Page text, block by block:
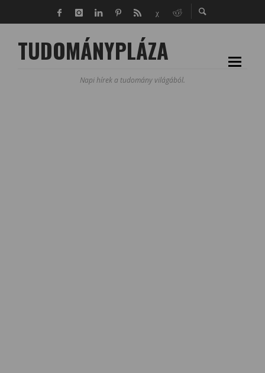
TUDOMÁNYPLÁZA
Napi hírek a tudomány világából.